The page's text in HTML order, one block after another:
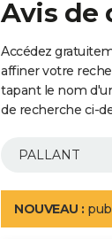
Avis de
Accédez
affiner votre
tapant le nom
de recherche ci-
NOUVEAU :